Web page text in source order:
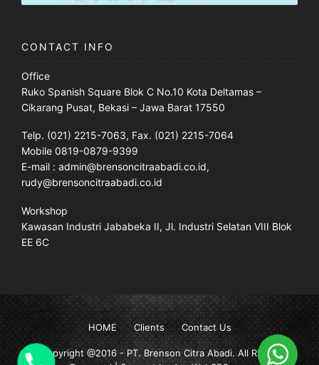
CONTACT INFO
Office
Ruko Spanish Square Blok C No.10 Kota Deltamas –
Cikarang Pusat, Bekasi – Jawa Barat 17550
Telp. (021) 2215-7063, Fax. (021) 2215-7064
Mobile 0819-0879-9399
E-mail : admin@brensoncitraabadi.co.id,
rudy@brensoncitraabadi.co.id
Workshop
Kawasan Industri Jababeka II, Jl. Industri Selatan VIII Blok
EE 6C
HOME Clients Contact Us
Copyright @2016 -PT. Brenson Citra Abadi. All Rights